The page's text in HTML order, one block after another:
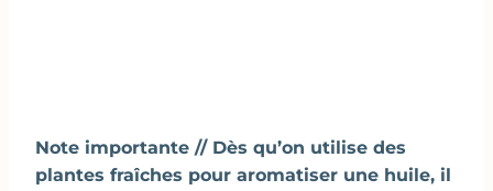
Note importante // Dès qu’on utilise des
plantes fraîches pour aromatiser une huile, il